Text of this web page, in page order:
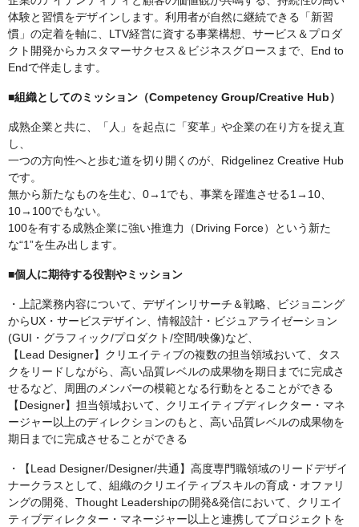
体験と習慣をデザインします。利用者が自然に継続できる「新習
慣」の定着を軸に、LTV経営に資する事業構想、サービス＆プロダ
クト開発からカスタマーサクセス＆ビジネスグロースまで、End to
Endで伴走します。
■組織としてのミッション（Competency Group/Creative Hub）
成熟企業と共に、「人」を起点に「変革」や企業の在り方を捉え直
し、
一つの方向性へと歩む道を切り開くのが、Ridgelinez Creative Hub
です。
無から新たなものを生む、0→1でも、事業を躍進させる1→10、
10→100でもない。
100を有する成熟企業に強い推進力（Driving Force）という新た
な“1”を生み出します。
■個人に期待する役割やミッション
・上記業務内容について、デザインリサーチ＆戦略、ビジョニング
からUX・サービスデザイン、情報設計・ビジュアライゼーション
(GUI・グラフィック/プロダクト/空間/映像)など、
【Lead Designer】クリエイティブの複数の担当領域おいて、タス
クをリードしながら、高い品質レベルの成果物を期日までに完成さ
せるなど、周囲のメンバーの模範となる行動をとることができる
【Designer】担当領域おいて、クリエイティブディレクター・マネ
ージャー以上のディレクションのもと、高い品質レベルの成果物を
期日までに完成させることができる
・【Lead Designer/Designer/共通】高度専門職領域のリードデザイ
ナークラスとして、組織のクリエイティブスキルの育成・オファリ
ングの開発、Thought Leadershipの開発&発信において、クリエイ
ティブディレクター・マネージャー以上と連携してプロジェクトを